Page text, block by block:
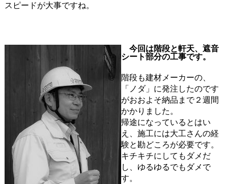
スピードが大事ですね。
今回は階段と軒天、遮音
シート部分の工事です。
階段も建材メーカーの、
「ノダ」に発注したのです
がおおよそ納品まで２週間
かかりました。
帰途になっているとはい
え、施工には大工さんの経
験と勘どころが必要です。
キチキチにしてもダメだ
し、ゆるゆるでもダメで
す。